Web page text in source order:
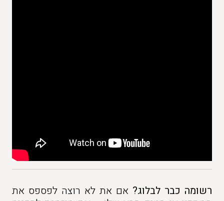
רשומה כבר לבלוג? אם את לא רוצה לפספס את